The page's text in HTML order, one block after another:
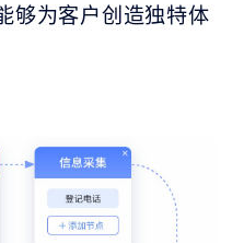
够为客户创造独特体